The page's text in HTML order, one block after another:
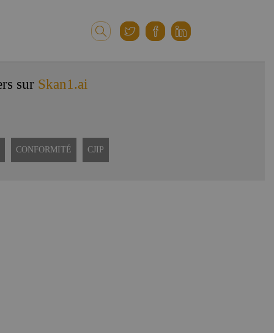
sur Skan1.ai
CONFORMITÉ CJIP